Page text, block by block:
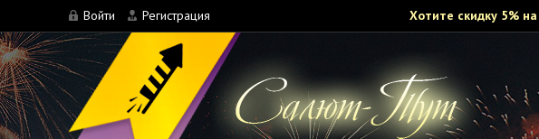
Войти Регистрация Хотите скидку 5%